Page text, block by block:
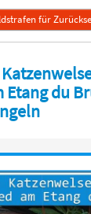
für
Etang du